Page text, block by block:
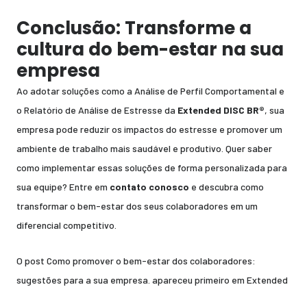
Conclusão: Transforme a
cultura do bem-estar na sua
empresa
Ao adotar soluções como a Análise de Perfil Comportamental e
o Relatório de Análise de Estresse da Extended DISC BR®, sua
empresa pode reduzir os impactos do estresse e promover um
ambiente de trabalho mais saudável e produtivo. Quer saber
como implementar essas soluções de forma personalizada para
sua equipe? Entre em contato conosco e descubra como
transformar o bem-estar dos seus colaboradores em um
diferencial competitivo.
O post Como promover o bem-estar dos colaboradores:
sugestões para a sua empresa. apareceu primeiro em Extended